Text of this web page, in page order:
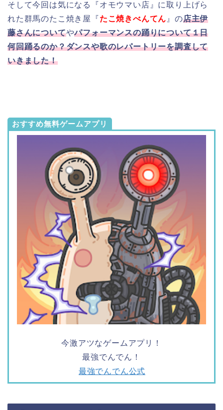
そして今回は気になる『オモウマい店』に取り上げら
れた群馬のたこ焼き屋『たこ焼きべんてん 』の店主伊
藤さんについてやパフォーマンスの踊りについて１日
何回踊るのか？ダンスや歌のレパートリーを調査して
いきました！
おすすめ無料ゲームアプリ
今激アツなゲームアプリ！
最強でんでん！
最強でんでん公式